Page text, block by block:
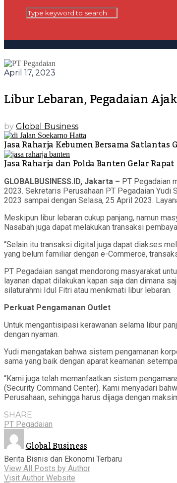
April 17, 2023
Libur Lebaran, Pegadaian
by Global Business
Jasa Raharja Kebumen Bersama
Jasa Raharja dan Polda Banten Gelar
GLOBALBUSINESS.ID, Jakarta – PT Pegadaian
2023. Sekretaris Perusahaan PT Pegadaian Yudi
2023 sampai dengan Selasa, 25 April 2023.
Meskipun libur lebaran cukup panjang, namun
Nasabah juga dapat melakukan transaksi
“Selain itu transaksi digital juga dapat diakses
yang belum familiar dengan e-Commerce,
PT Pegadaian sangat mendorong masyarakat
layanan dapat dilakukan kapan saja dan dimana
silaturahmi Idul Fitri atau menikmati libur lebaran.
Perkuat Pengamanan Outlet
Untuk mengantisipasi kerawanan selama libur
dengan nyaman.
Yudi mengatakan bahwa sistem pengamanan
sama yang baik dengan aparat keamanan
“Kami juga telah memanfaatkan sistem
(Security Command Center). Kami menyadari
Perusahaan, sehingga harus dijaga dengan
SHARE
PT Pegadaian
Global Business
Berita Bisnis dan Ekonomi Terbaru
View All Posts by Author
Visit Author Website